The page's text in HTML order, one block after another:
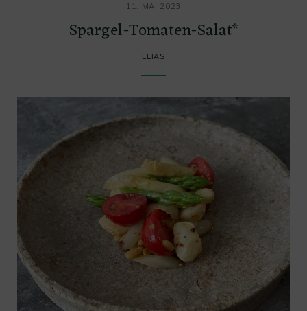
11. MAI 2023
Spargel-Tomaten-Salat*
ELIAS